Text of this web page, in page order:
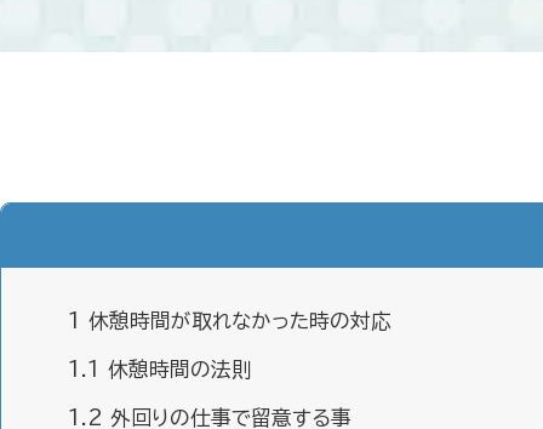
1 休憩時間が取れなかった時の対応
1.1 休憩時間の法則
1.2 外回りの仕事で留意する事